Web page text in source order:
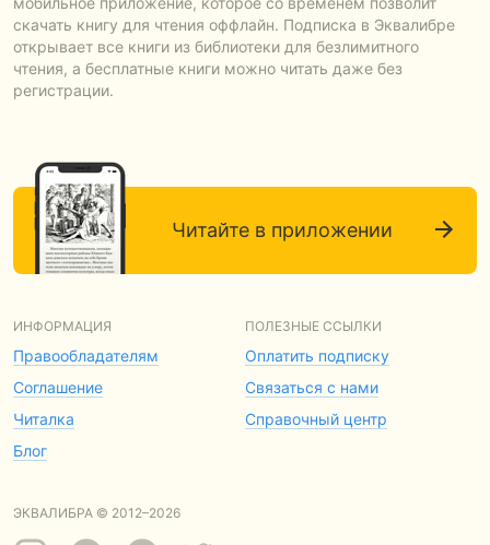
скачать книгу для чтения оффлайн. Подписка в Эквалибре
открывает все книги из библиотеки для безлимитного
чтения, а бесплатные книги можно читать даже без
регистрации.
Читайте в приложении
ИНФОРМАЦИЯ
Правообладателям
Соглашение
Читалка
Блог
ПОЛЕЗНЫЕ ССЫЛКИ
Оплатить подписку
Связаться с нами
Справочный центр
ЭКВАЛИБРА © 2012–2026